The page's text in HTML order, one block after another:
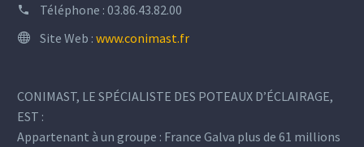
Téléphone : 03.86.43.82.00
Site Web : www.conimast.fr
CONIMAST, LE SPÉCIALISTE DES POTEAUX D’ÉCLAIRAGE,
EST :
Appartenant à un groupe : France Galva plus de 61 millions